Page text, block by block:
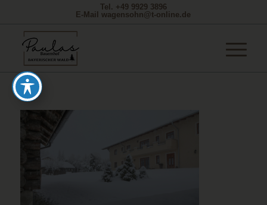
Tel. +49 9929 3896
E-Mail wagensohn@t-online.de